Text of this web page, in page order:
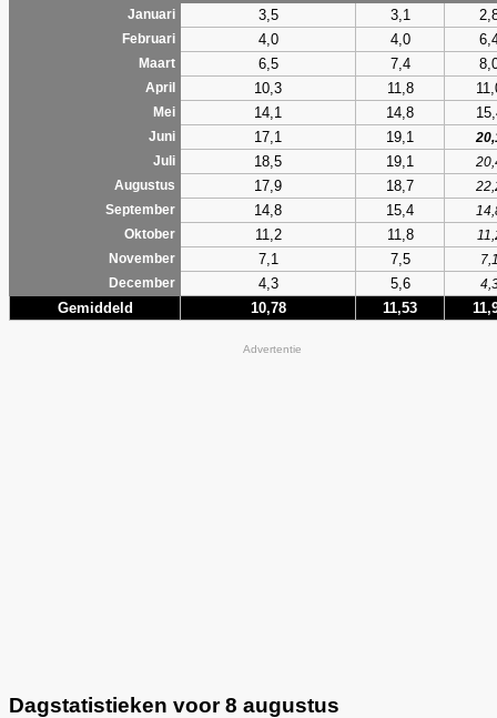
Januari
3,5 3,1
Februari 4,0 4,0
Maart 6,5 7,4
April 10,3 11,8
Mei 14,1 14,8
Juni 17,1 19,1
Juli
18,5 19,1
Augustus
17,9 18,7
September
14,8 15,4
Oktober
11,2 11,8
November
7,1 7,5
December
4,3 5,6
Gemiddeld 10,78 11,53
Advertentie
Dagstatistieken voor 8 augustus